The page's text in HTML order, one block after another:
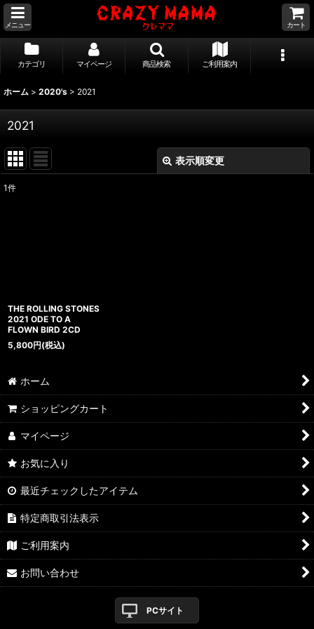
メニュー カート
カテゴリ マイページ 商品検索 ご利用案内
ホーム > 2020's > 2021
2021
表示順変更
1件
THE ROLLING STONES
2021 ODE TO A
FLOWN BIRD 2CD
5,800円(税込)
ホーム
ショッピングカート
マイページ
お気に入り
最近チェックしたアイテム
特定商取引法表示
ご利用案内
お問い合わせ
PCサイト